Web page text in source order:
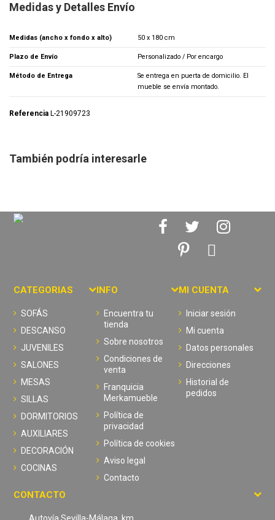
Medidas y Detalles Envío
Medidas (ancho x fondo x alto) 50 x 180 cm
Plazo de Envío Personalizado / Por encargo
Método de Entrega
Se entrega en puerta de domicilio. El
mueble se envía montado.
Referencia L-21909723
También podría interesarle
CATEGORIAS
SOFÁS
DESCANSO
JUVENILES
SALONES
MESAS
SILLAS
DORMITORIOS
AUXILIARES
DECORACIÓN
COCINAS
INFO
Encuentra tu
tienda
Sobre nosotros
Condiciones de
venta
Franquicia
Merkamueble
Política de
privacidad
Política de cookies
Aviso legal
Contacto
MI CUENTA
Iniciar sesión
Mi cuenta
Datos personales
Direcciones
Historial de
pedidos
CONTACTO